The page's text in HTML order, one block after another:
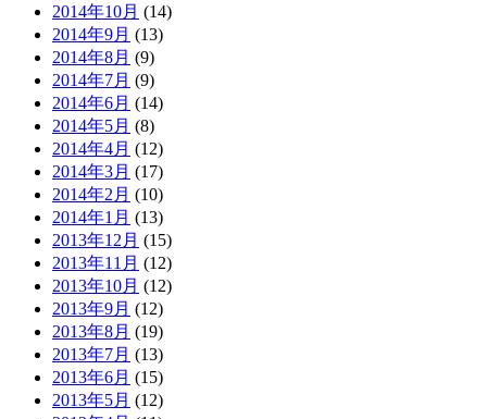
2014年10月 (14)
2014年9月 (13)
2014年8月 (9)
2014年7月 (9)
2014年6月 (14)
2014年5月 (8)
2014年4月 (12)
2014年3月 (17)
2014年2月 (10)
2014年1月 (13)
2013年12月 (15)
2013年11月 (12)
2013年10月 (12)
2013年9月 (12)
2013年8月 (19)
2013年7月 (13)
2013年6月 (15)
2013年5月 (12)